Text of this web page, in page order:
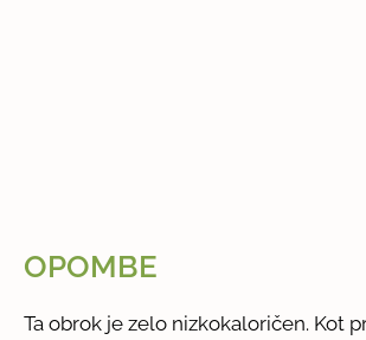
OPOMBE
Ta obrok je zelo nizkokaloričen. Kot